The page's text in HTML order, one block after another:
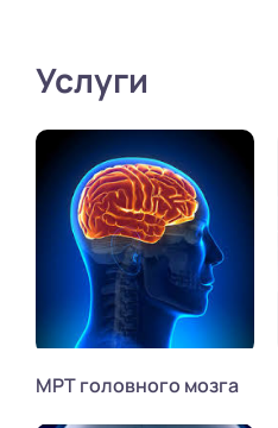
Услуги
МРТ головного мозга